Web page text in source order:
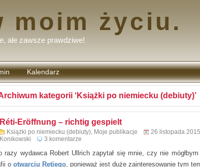
moim życiu.
ale zawsze prawdziwe!
Kalendarz
kategorii ‘Książki po niemiecku (debiuty)’
Réti-Eröffnung – richtig gespielt
Książki po niemiecku (debiuty), Moje publikacje 26 listopada 2015
Konikowski
3 komentarze
razy wydawca Robert Ullrich zapytał się mnie, czy nie
o otwarciu Retiego, ponieważ jest duże zainteresowanie tym